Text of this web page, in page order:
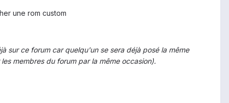
une rom custom
sur ce forum car quelqu'un se sera déjà posé la même
membres du forum par la même occasion).